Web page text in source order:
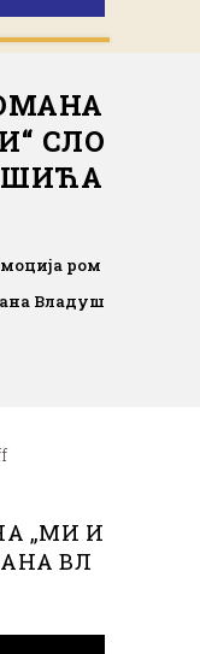
СЛО
ром
Владуш
„МИ И
ВЛ